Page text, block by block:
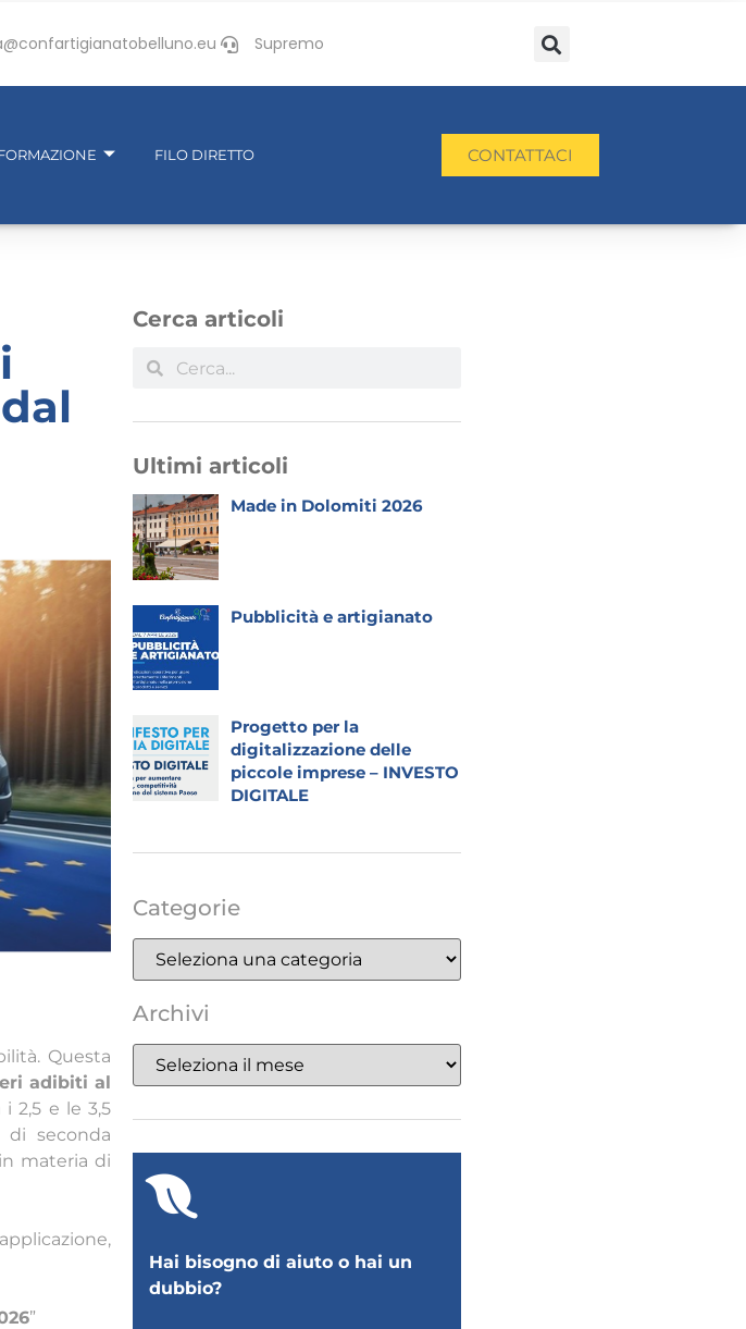
Supremo
FILO DIRETTO CONTATTACI
Questa
adibiti al
2,5 e le 3,5
di seconda
materia di
”
Cerca articoli
Ultimi articoli
Made in Dolomiti 2026
Pubblicità e artigianato
Progetto per la
digitalizzazione delle
piccole imprese – INVESTO
DIGITALE
Categorie
Archivi
Hai bisogno di aiuto o hai un
dubbio?